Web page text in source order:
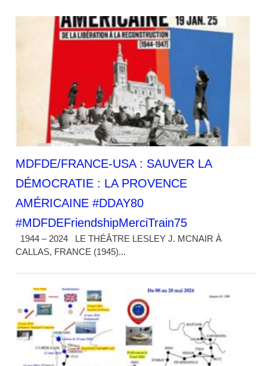
MDFDE/FRANCE-USA : SAUVER LA
DÉMOCRATIE : LA PROVENCE
AMÉRICAINE #DDAY80
#MDFDEFriendshipMerciTrain75
1944 – 2024 LE THÉÂTRE LESLEY J. MCNAIR À
CALLAS, FRANCE (1945)...